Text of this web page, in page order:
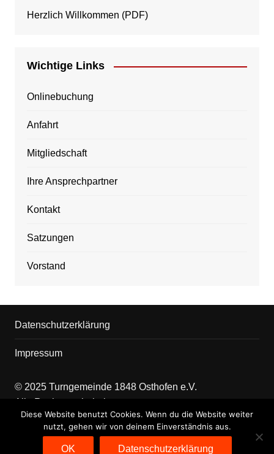
Herzlich Willkommen (PDF)
Wichtige Links
Onlinebuchung
Anfahrt
Mitgliedschaft
Ihre Ansprechpartner
Kontakt
Satzungen
Vorstand
Datenschutzerklärung
Impressum
© 2025 Turngemeinde 1848 Osthofen e.V.
Alle Rechte vorbehalten
Kontakt
Diese Website benutzt Cookies. Wenn du die Website weiter
nutzt, gehen wir von deinem Einverständnis aus.
OK Datenschutzerklärung